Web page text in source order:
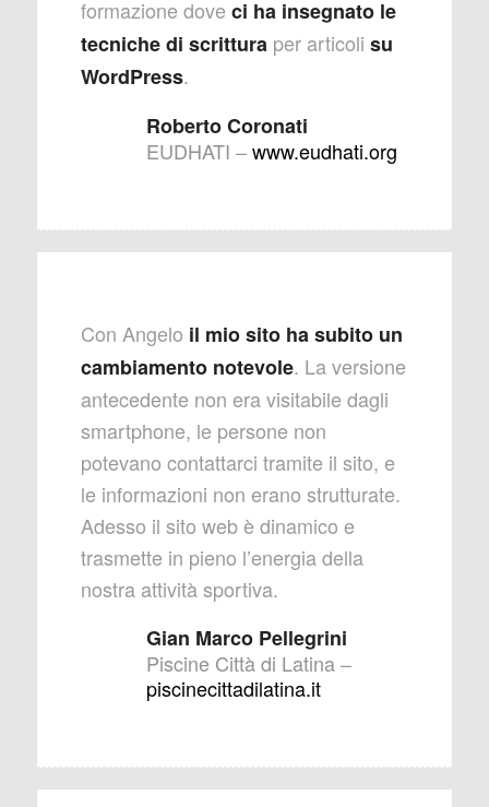
formazione dove ci ha insegnato le
tecniche di scrittura per articoli su
WordPress.
Roberto Coronati
EUDHATI – www.eudhati.org
Con Angelo il mio sito ha subito un
cambiamento notevole. La versione
antecedente non era visitabile dagli
smartphone, le persone non
potevano contattarci tramite il sito, e
le informazioni non erano strutturate.
Adesso il sito web è dinamico e
trasmette in pieno l’energia della
nostra attività sportiva.
Gian Marco Pellegrini
Piscine Città di Latina –
piscinecittadilatina.it